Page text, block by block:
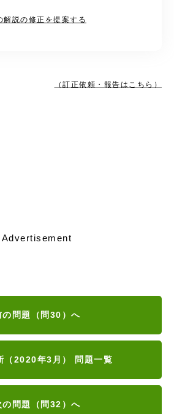
解説の修正を提案する
（訂正依頼・報告はこちら）
Advertisement
の問題（問30）へ
（2020年3月） 問題一覧
の問題（問32）へ